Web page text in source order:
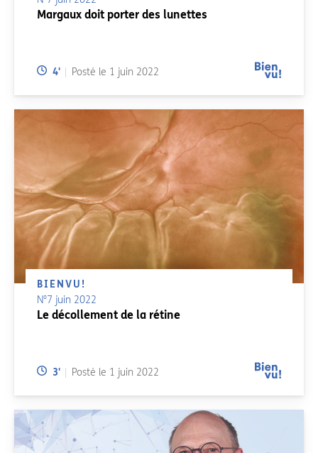
Margaux doit porter des lunettes
Temps de lecture:
4' Posté le 1 juin 2022
BIENVU!
N°7 juin 2022
Le décollement de la rétine
Temps de lecture:
3' Posté le 1 juin 2022